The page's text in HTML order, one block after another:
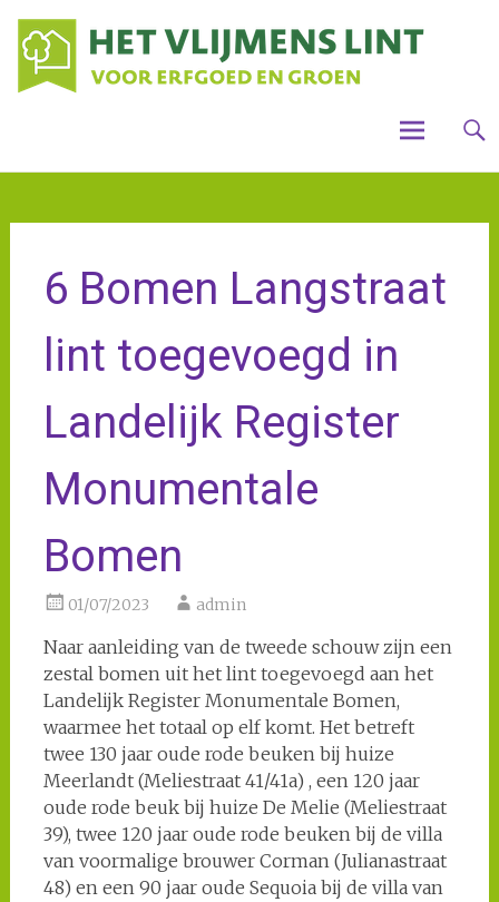
content
6 Bomen Langstraat
lint toegevoegd in
Landelijk Register
Monumentale
Bomen
01/07/2023 admin
Naar aanleiding van de tweede schouw zijn een
zestal bomen uit het lint toegevoegd aan het
Landelijk Register Monumentale Bomen,
waarmee het totaal op elf komt. Het betreft
twee 130 jaar oude rode beuken bij huize
Meerlandt (Meliestraat 41/41a) , een 120 jaar
oude rode beuk bij huize De Melie (Meliestraat
39), twee 120 jaar oude rode beuken bij de villa
van voormalige brouwer Corman (Julianastraat
48) en een 90 jaar oude Sequoia bij de villa van